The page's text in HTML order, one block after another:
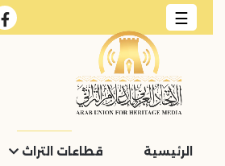
☰
الرئيسية قطاعات التراث